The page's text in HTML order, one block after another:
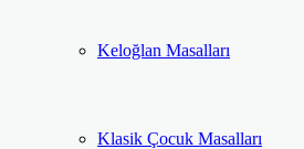
Keloğlan Masalları
Klasik Çocuk Masalları